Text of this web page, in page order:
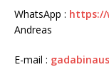
WhatsApp : https://
Andreas
E-mail :